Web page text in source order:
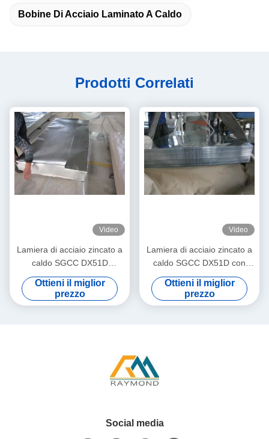
Bobine Di Acciaio Laminato A Caldo
Prodotti Correlati
Video
Lamiera di acciaio zincato a
caldo SGCC DX51D
passivato (cromato) Z40–
Z275 da 0,15–3,8 mm per
applicazioni di copertura
Ottieni il miglior
prezzo
Video
Lamiera di acciaio zincato a
caldo SGCC DX51D con
grande cristallizzazione
Z60–Z275 da 0,3–3,0 mm
per pareti esterne e
Ottieni il miglior
prezzo
Social media